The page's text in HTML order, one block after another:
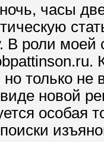
часы
В роли
но только
новой
особая